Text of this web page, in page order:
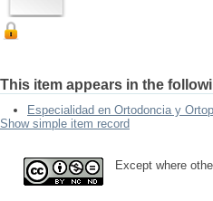
This item appears in the
Especialidad en Ortodoncia y
Show simple item record
Except where